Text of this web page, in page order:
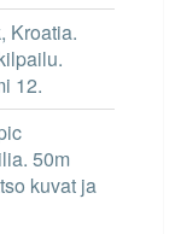
Kroatia.
12.
50m
kuvat ja